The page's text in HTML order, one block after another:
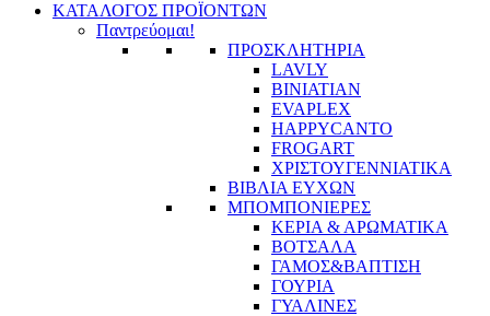
ΚΑΤΑΛΟΓΟΣ ΠΡΟΪΟΝΤΩΝ
Παντρεύομαι!
ΠΡΟΣΚΛΗΤΗΡΙΑ
LAVLY
BINIATIAN
EVAPLEX
HAPPYCANTO
FROGART
ΧΡΙΣΤΟΥΓΕΝΝΙΑΤΙΚΑ
ΒΙΒΛΙΑ ΕΥΧΩΝ
ΜΠΟΜΠΟΝΙΕΡΕΣ
ΚΕΡΙΑ & ΑΡΩΜΑΤΙΚΑ
ΒΟΤΣΑΛΑ
ΓΑΜΟΣ&ΒΑΠΤΙΣΗ
ΓΟΥΡΙΑ
ΓΥΑΛΙΝΕΣ